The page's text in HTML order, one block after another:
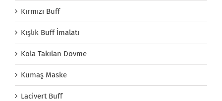
Kırmızı Buff
Kışlık Buff İmalatı
Kola Takılan Dövme
Kumaş Maske
Lacivert Buff